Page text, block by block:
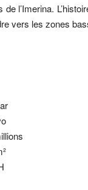
de l’Imerina.
vers les zones